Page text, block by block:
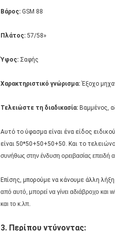
Βάρος: GSM 88
Πλάτος: 57/58»
Ύφος: Σαφής
Χαρακτηριστικό γνώρισμα:Έξοχο
Τελειώστε τη διαδικασία: Βαμμένος,
Αυτό το ύφασμα είναι ένα είδος
είναι 50*50+50+50+50. Και το
συνήθως στην ένδυση ορειβασίας επειδή
Επίσης, μπορούμε να κάνουμε άλλη
από αυτό, μπορεί να γίνει αδιάβροχο και
και το κ.λπ.
3. Περίπου ντύνοντας: